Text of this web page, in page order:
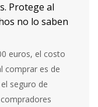
Protege al
no lo saben
euros, el costo
comprar es de
seguro de